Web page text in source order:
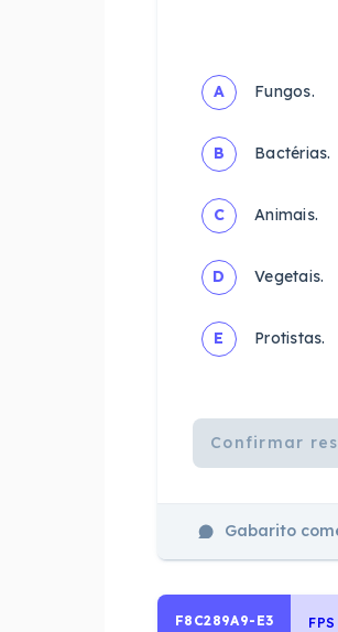
A Fungos.
B Bactérias.
C Animais.
D Vegetais.
E Protistas.
Confirmar
Gabarito
F8C289A9-E3